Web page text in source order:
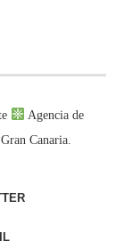
Agencia de
Canaria.